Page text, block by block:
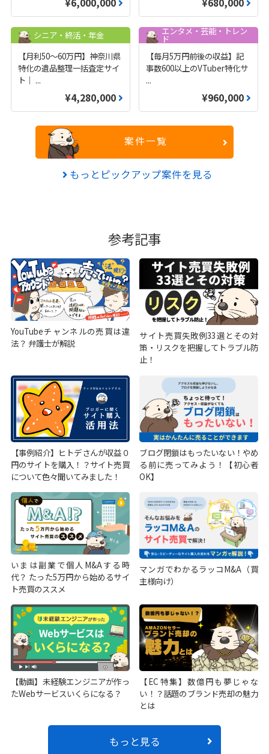
シニア・終活・年金
【月利50〜60万円】神奈川県
特化の遺品整理一括査定サイ
ト｜ ...
¥4,280,000
エンタメ・芸能・トレン
ド
【毎月5万円前後の収益】記
事数600以上のVTuber特化サ
...
¥960,000
案件一覧
もっとピックアップ案件を見る
参考記事
YouTubeチャンネルの売買は違
法？ 弁護士が解説
サイト売買失敗例33選とその対
策・リスクを把握してトラブル防
止！
【事例紹介】ヒトデさんが収益０
円のサイトを購入！？サイト売買
について色々聞いてみました！
ブログ閉鎖はもったいない！やめ
る前に売ってみよう！【初心者
OK】
いまは副業で個人M&Aする時
代？ たった5万円から始めるサイ
ト売買のススメ
マンガでわかるラッコM&A（買
主様向け）
【動画】未経験エンジニアが作っ
たWebサービスいくらになる？
【EC特集】数億円も夢じゃな
い！？話題のブランド売却の魅力
とは
もっと見る